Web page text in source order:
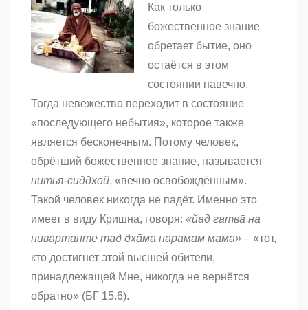
Как только
божественное знание
обретает бытие, оно
остаётся в этом
состоянии навечно.
Тогда невежество переходит в состояние
«последующего небытия», которое также
является бесконечным. Потому человек,
обрётший божественное знание, называется
нитья-сиддхой, «вечно освобождённым».
Такой человек никогда не падёт. Именно это
имеет в виду Кришна, говоря: «йад гатвā на
нивартанте тад дхāма парамам̇ мама» – «тот,
кто достигнет этой высшей обители,
принадлежащей Мне, никогда не вернётся
обратно» (БГ 15.6).